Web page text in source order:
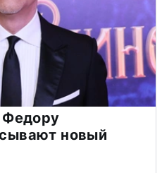
Федору
новый